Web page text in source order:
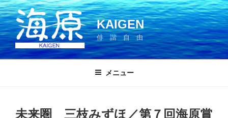
コ
ン
テ
ン
ツ
KAIGEN
俳 諧 自 由
メニュー
未来圏 三枝みずほ／第７回海原賞